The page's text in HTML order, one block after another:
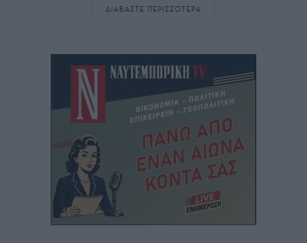
ΔΙΑΒΑΣΤΕ ΠΕΡΙΣΣΟΤΕΡΑ